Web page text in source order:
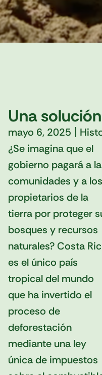
Una
mayo 6, 2025
¿Se imagina que el
gobierno pagará a
comunidades y a los
propietarios de la
tierra por proteger
bosques y recursos
naturales? Costa
es el único país
tropical del mundo
que ha invertido el
proceso de
deforestación
mediante una ley
única de impuestos